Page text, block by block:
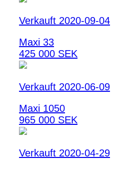
Verkauft 2020-09-04
Maxi 33
425 000 SEK
Verkauft 2020-06-09
Maxi 1050
965 000 SEK
Verkauft 2020-04-29